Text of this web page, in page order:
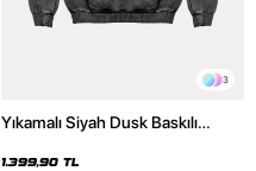
3
Yıkamalı Siyah Dusk Baskılı
1.399,90 TL